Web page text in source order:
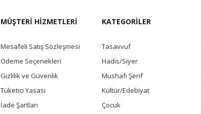
MÜŞTERİ HİZMETLERİ
Mesafeli Satış Sözleşmesi
Ödeme Seçenekleri
Gizlilik ve Güvenlik
Tüketici Yasası
İade Şartları
KATEGORİLER
Tasavvuf
Hadis/Siyer
Mushafı Şerif
Kültür/Edebiyat
Çocuk